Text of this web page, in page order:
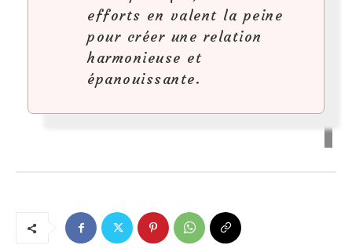
efforts en valent la peine
pour créer une relation
harmonieuse et
épanouissante.